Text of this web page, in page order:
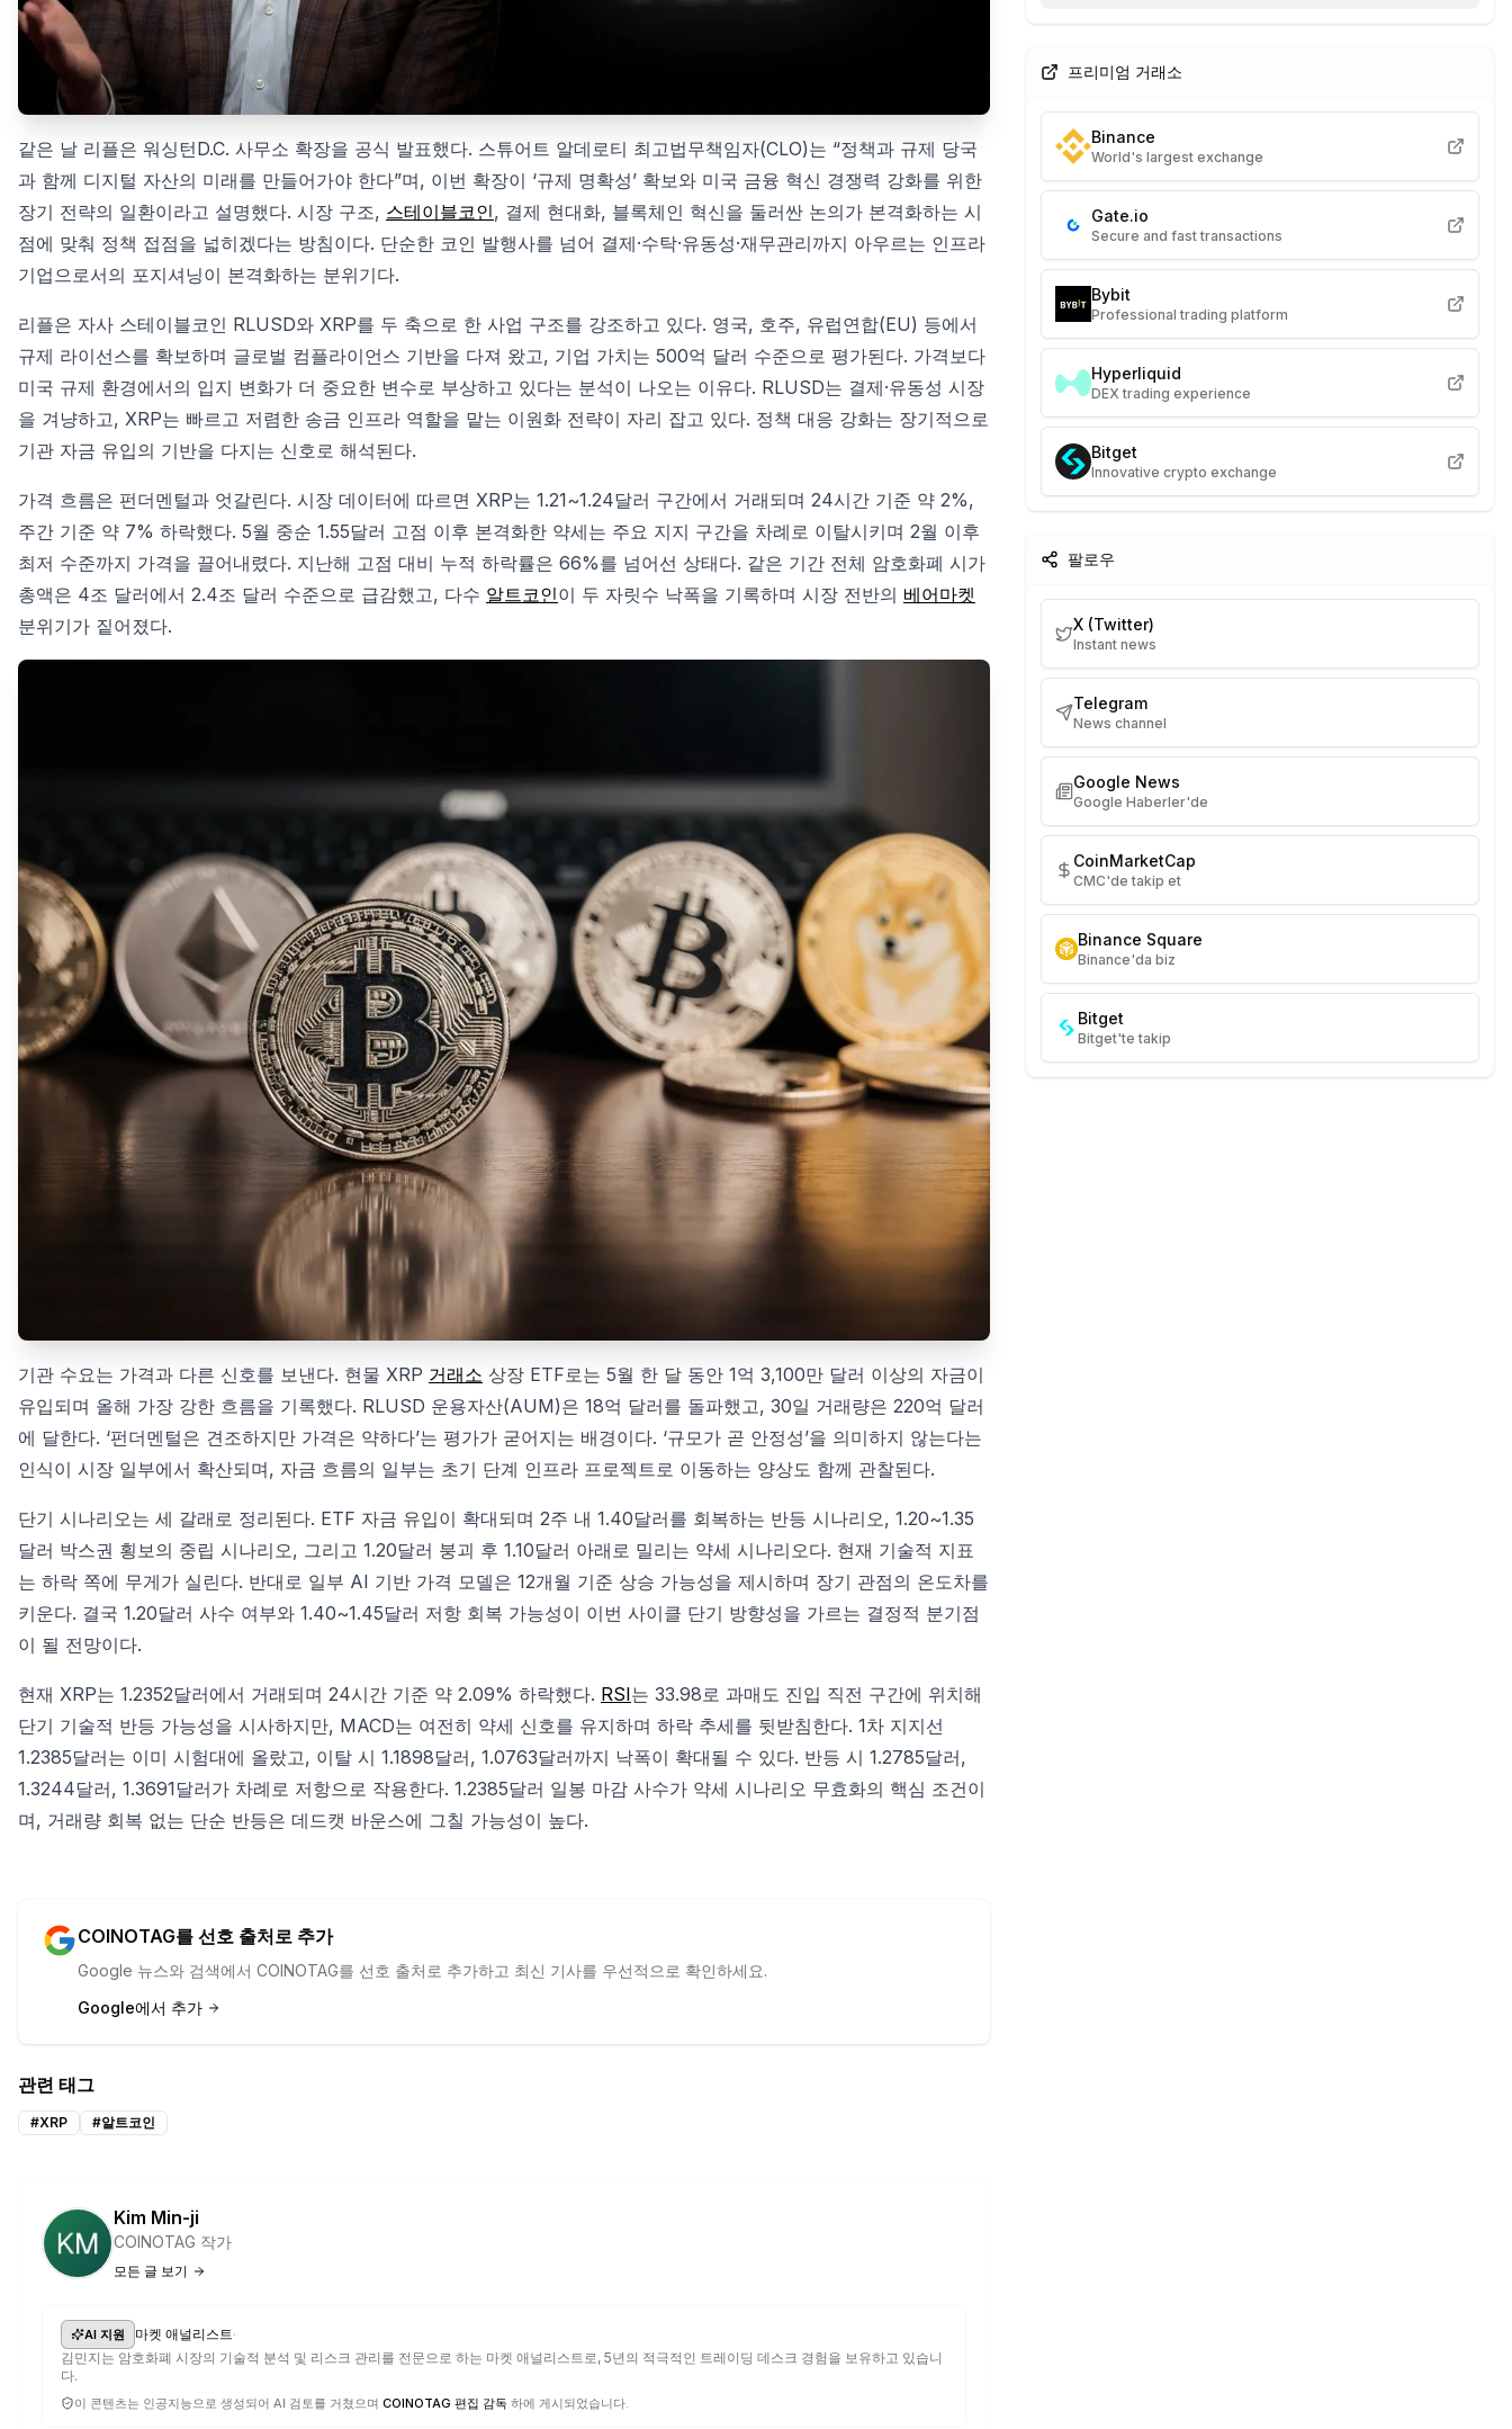
같은 날 리플은 워싱턴D.C. 사무소 확장을 공식 발표했다. 스튜어트 알데로티 최고법무책임자(CLO)는 “정책과 규제 당국
과 함께 디지털 자산의 미래를 만들어가야 한다”며, 이번 확장이 ‘규제 명확성’ 확보와 미국 금융 혁신 경쟁력 강화를 위한
장기 전략의 일환이라고 설명했다. 시장 구조, 스테이블코인, 결제 현대화, 블록체인 혁신을 둘러싼 논의가 본격화하는 시
점에 맞춰 정책 접점을 넓히겠다는 방침이다. 단순한 코인 발행사를 넘어 결제·수탁·유동성·재무관리까지 아우르는 인프라
기업으로서의 포지셔닝이 본격화하는 분위기다.
리플은 자사 스테이블코인 RLUSD와 XRP를 두 축으로 한 사업 구조를 강조하고 있다. 영국, 호주, 유럽연합(EU) 등에서
규제 라이선스를 확보하며 글로벌 컴플라이언스 기반을 다져 왔고, 기업 가치는 500억 달러 수준으로 평가된다. 가격보다
미국 규제 환경에서의 입지 변화가 더 중요한 변수로 부상하고 있다는 분석이 나오는 이유다. RLUSD는 결제·유동성 시장
을 겨냥하고, XRP는 빠르고 저렴한 송금 인프라 역할을 맡는 이원화 전략이 자리 잡고 있다. 정책 대응 강화는 장기적으로
기관 자금 유입의 기반을 다지는 신호로 해석된다.
가격 흐름은 펀더멘털과 엇갈린다. 시장 데이터에 따르면 XRP는 1.21~1.24달러 구간에서 거래되며 24시간 기준 약 2%,
주간 기준 약 7% 하락했다. 5월 중순 1.55달러 고점 이후 본격화한 약세는 주요 지지 구간을 차례로 이탈시키며 2월 이후
최저 수준까지 가격을 끌어내렸다. 지난해 고점 대비 누적 하락률은 66%를 넘어선 상태다. 같은 기간 전체 암호화폐 시가
총액은 4조 달러에서 2.4조 달러 수준으로 급감했고, 다수 알트코인이 두 자릿수 낙폭을 기록하며 시장 전반의 베어마켓
분위기가 짙어졌다.
기관 수요는 가격과 다른 신호를 보낸다. 현물 XRP 거래소 상장 ETF로는 5월 한 달 동안 1억 3,100만 달러 이상의 자금이
유입되며 올해 가장 강한 흐름을 기록했다. RLUSD 운용자산(AUM)은 18억 달러를 돌파했고, 30일 거래량은 220억 달러
에 달한다. ‘펀더멘털은 견조하지만 가격은 약하다’는 평가가 굳어지는 배경이다. ‘규모가 곧 안정성’을 의미하지 않는다는
인식이 시장 일부에서 확산되며, 자금 흐름의 일부는 초기 단계 인프라 프로젝트로 이동하는 양상도 함께 관찰된다.
단기 시나리오는 세 갈래로 정리된다. ETF 자금 유입이 확대되며 2주 내 1.40달러를 회복하는 반등 시나리오, 1.20~1.35
달러 박스권 횡보의 중립 시나리오, 그리고 1.20달러 붕괴 후 1.10달러 아래로 밀리는 약세 시나리오다. 현재 기술적 지표
는 하락 쪽에 무게가 실린다. 반대로 일부 AI 기반 가격 모델은 12개월 기준 상승 가능성을 제시하며 장기 관점의 온도차를
키운다. 결국 1.20달러 사수 여부와 1.40~1.45달러 저항 회복 가능성이 이번 사이클 단기 방향성을 가르는 결정적 분기점
이 될 전망이다.
현재 XRP는 1.2352달러에서 거래되며 24시간 기준 약 2.09% 하락했다. RSI는 33.98로 과매도 진입 직전 구간에 위치해
단기 기술적 반등 가능성을 시사하지만, MACD는 여전히 약세 신호를 유지하며 하락 추세를 뒷받침한다. 1차 지지선
1.2385달러는 이미 시험대에 올랐고, 이탈 시 1.1898달러, 1.0763달러까지 낙폭이 확대될 수 있다. 반등 시 1.2785달러,
1.3244달러, 1.3691달러가 차례로 저항으로 작용한다. 1.2385달러 일봉 마감 사수가 약세 시나리오 무효화의 핵심 조건이
며, 거래량 회복 없는 단순 반등은 데드캣 바운스에 그칠 가능성이 높다.
COINOTAG를 선호 출처로 추가
Google 뉴스와 검색에서 COINOTAG를 선호 출처로 추가하고 최신 기사를 우선적으로 확인하세요.
Google에서 추가
관련 태그
#XRP #알트코인
Kim Min-ji
COINOTAG 작가
모든 글 보기
AI 지원 마켓 애널리스트·
김민지는 암호화폐 시장의 기술적 분석 및 리스크 관리를 전문으로 하는 마켓 애널리스트로, 5년의 적극적인 트레이딩 데스크 경험을 보유하고 있습니
다.
이 콘텐츠는 인공지능으로 생성되어 AI 검토를 거쳤으며 COINOTAG 편집 감독 하에 게시되었습니다.
프리미엄 거래소
Binance
World's largest exchange
Gate.io
Secure and fast transactions
Bybit
Professional trading platform
Hyperliquid
DEX trading experience
Bitget
Innovative crypto exchange
팔로우
X (Twitter)
Instant news
Telegram
News channel
Google News
Google Haberler'de
CoinMarketCap
CMC'de takip et
Binance Square
Binance'da biz
Bitget
Bitget'te takip